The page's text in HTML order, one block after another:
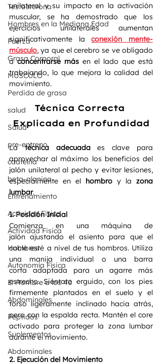
Testosterona
Hombres en la Mediana Edad
Fuerza
Grasa Corporal
MÚSCULO
Perdida de grasa
salud
Salud
pre-entreno
caafeína
beta-alanina
Entrenamiento
Actividas Fisica
Actividad Fisica
Hombres
Autonomía Física
El Hombre a los 40
Abdominales
Péptidos
Suplementos
Abdominales
unilateral y su impacto en la activación
muscular, se ha demostrado que los
ejercicios unilaterales aumentan
significativamente la conexión mente-
músculo, ya que el cerebro se ve obligado
a concentrarse más en el lado que está
trabajando, lo que mejora la calidad del
movimiento.
Técnica Correcta
Explicada en Profundidad
La técnica adecuada es clave para
aprovechar al máximo los beneficios del
jalón unilateral al pecho y evitar lesiones,
especialmente en el hombro y la zona
lumbar.
1. Posición Inicial
Comienza en una máquina de
jalón ajustando el asiento para que el
cable esté a nivel de tus hombros. Utiliza
una manija individual o una barra
corta adaptada para un agarre más
estrecho. Siéntate erguido, con los pies
firmemente plantados en el suelo y el
torso ligeramente inclinado hacia atrás,
pero con la espalda recta. Mantén el core
activado para proteger la zona lumbar
durante el movimiento.
2. Ejecución del Movimiento